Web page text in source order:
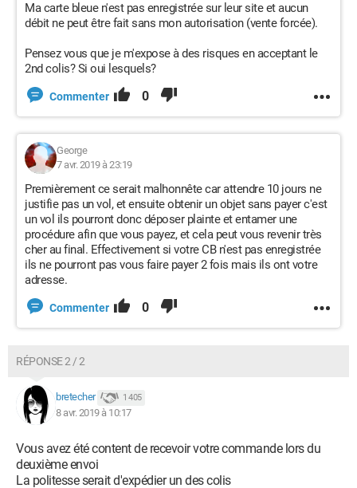
Ma carte bleue n'est pas enregistrée sur leur site et aucun
débit ne peut être fait sans mon autorisation (vente forcée).
Pensez vous que je m'expose à des risques en acceptant le
2nd colis? Si oui lesquels?
Commenter 0
George
7 avr. 2019 à 23:19
Premièrement ce serait malhonnête car attendre 10 jours ne
justifie pas un vol, et ensuite obtenir un objet sans payer c'est
un vol ils pourront donc déposer plainte et entamer une
procédure afin que vous payez, et cela peut vous revenir très
cher au final. Effectivement si votre CB n'est pas enregistrée
ils ne pourront pas vous faire payer 2 fois mais ils ont votre
adresse.
Commenter 0
RÉPONSE 2 / 2
bretecher 1 405
8 avr. 2019 à 10:17
Vous avez été content de recevoir votre commande lors du
deuxième envoi
La politesse serait d'expédier un des colis